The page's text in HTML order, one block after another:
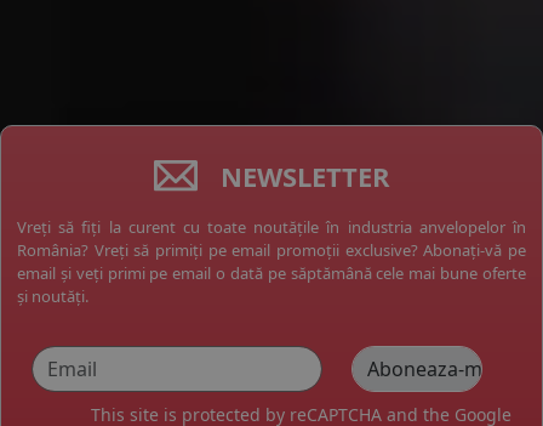
NEWSLETTER
Vreți să fiți la curent cu toate noutățile în industria anvelopelor în
România? Vreți să primiți pe email promoții exclusive? Abonați-vă pe
email și veți primi pe email o dată pe săptămână cele mai bune oferte
și noutăți.
This site is protected by reCAPTCHA and the Google